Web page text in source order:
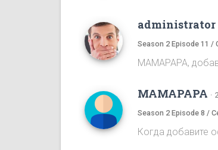
administrator
Season 2 Episode 11 /
MAMAPAPA,
MAMAPAPA ·
Season 2 Episode 8 /
Когда добавите